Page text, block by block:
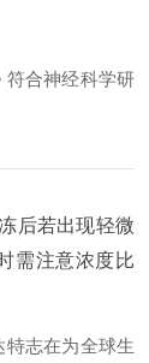
符合神经科学研
后若出现轻微
需注意浓度比
特志在为全球生